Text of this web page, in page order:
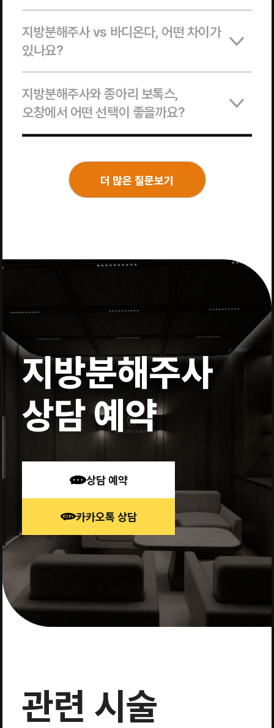
지방분해주사 vs 바디온다, 어떤 차이가
있나요?
지방분해주사와 종아리 보톡스,
오창에서 어떤 선택이 좋을까요?
더 많은 질문보기
지방분해주사
상담 예약
상담 예약
카카오톡 상담
관련 시술